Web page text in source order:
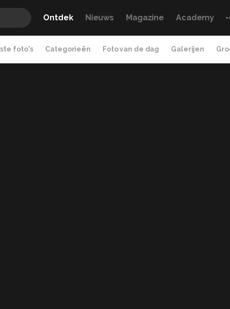
Ontdek Nieuws Magazine Academy
foto's Categorieën Foto van de dag Galerijen